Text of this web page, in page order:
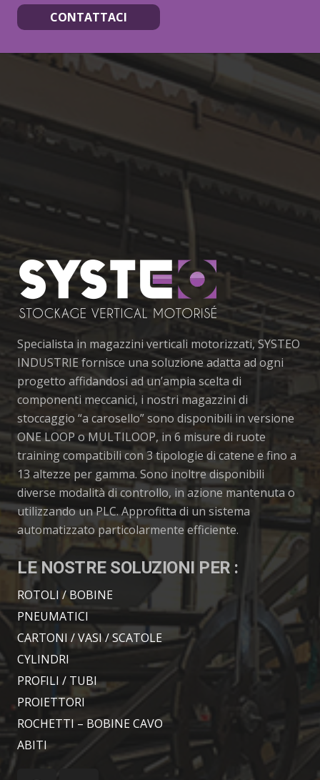
CONTATTACI
Specialista in magazzini verticali motorizzati, SYSTEO
INDUSTRIE fornisce una soluzione adatta ad ogni
progetto affidandosi ad un’ampia scelta di
componenti meccanici, i nostri magazzini di
stoccaggio “a carosello” sono disponibili in versione
ONE LOOP o MULTILOOP, in 6 misure di ruote
training compatibili con 3 tipologie di catene e fino a
13 altezze per gamma. Sono inoltre disponibili
diverse modalità di controllo, in azione mantenuta o
utilizzando un PLC. Approfitta di un sistema
automatizzato particolarmente efficiente.
LE NOSTRE SOLUZIONI PER :
ROTOLI / BOBINE
PNEUMATICI
CARTONI / VASI / SCATOLE
CYLINDRI
PROFILI / TUBI
PROIETTORI
ROCHETTI – BOBINE CAVO
ABITI